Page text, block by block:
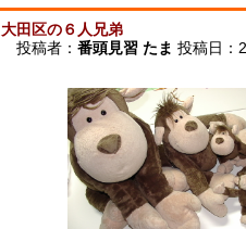
大田区の６人兄弟
投稿者： 番頭見習 たま 投稿日：